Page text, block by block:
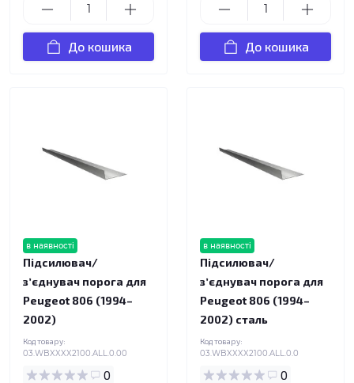
До кошика До кошика
в наявності
Підсилювач/
зʼєднувач порога для
Peugeot 806 (1994–
2002)
Код товару:
03.WBXXXX2100.ALL.0.00
0
в наявності
Підсилювач/
зʼєднувач порога для
Peugeot 806 (1994–
2002) сталь
Код товару:
03.WBXXXX2100.ALL.0.0
0